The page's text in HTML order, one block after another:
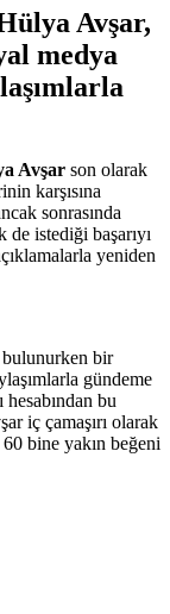
Avşar,
medya
Avşar son olarak
karşısına
sonrasında
de istediği başarıyı
yeniden
bir
gündeme
bu
iç çamaşırı olarak
bine yakın beğeni